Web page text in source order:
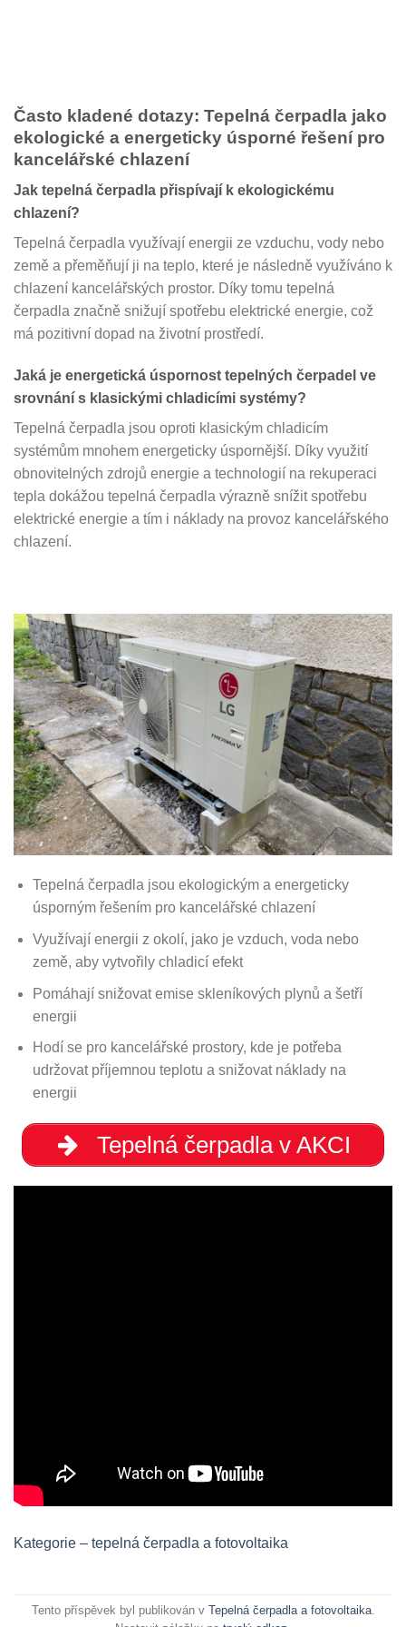
Často kladené dotazy: Tepelná čerpadla jako
ekologické a energeticky úsporné řešení pro
kancelářské chlazení
Jak tepelná čerpadla přispívají k ekologickému
chlazení?
Tepelná čerpadla využívají energii ze vzduchu, vody nebo
země a přeměňují ji na teplo, které je následně využíváno k
chlazení kancelářských prostor. Díky tomu tepelná
čerpadla značně snižují spotřebu elektrické energie, což
má pozitivní dopad na životní prostředí.
Jaká je energetická úspornost tepelných čerpadel ve
srovnání s klasickými chladicími systémy?
Tepelná čerpadla jsou oproti klasickým chladicím
systémům mnohem energeticky úspornější. Díky využití
obnovitelných zdrojů energie a technologií na rekuperaci
tepla dokážou tepelná čerpadla výrazně snížit spotřebu
elektrické energie a tím i náklady na provoz kancelářského
chlazení.
Tepelná čerpadla jsou ekologickým a energeticky
úsporným řešením pro kancelářské chlazení
Využívají energii z okolí, jako je vzduch, voda nebo
země, aby vytvořily chladicí efekt
Pomáhají snižovat emise skleníkových plynů a šetří
energii
Hodí se pro kancelářské prostory, kde je potřeba
udržovat příjemnou teplotu a snižovat náklady na
energii
Tepelná čerpadla v AKCI
Kategorie – tepelná čerpadla a fotovoltaika
Tento příspěvek byl publikován v Tepelná čerpadla a fotovoltaika.